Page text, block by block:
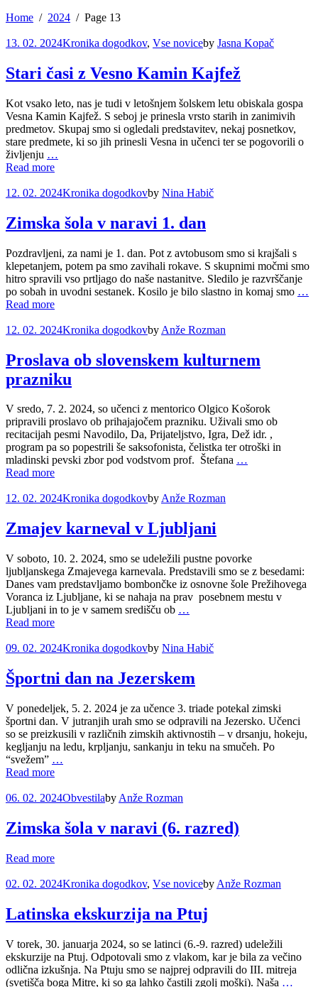
Home
2024 Page 13
13. 02. 2024Kronika dogodkov, Vse noviceby Jasna Kopač
Stari časi z Vesno Kamin Kajfež
Kot vsako leto, nas je tudi v letošnjem šolskem letu obiskala gospa
Vesna Kamin Kajfež. S seboj je prinesla vrsto starih in zanimivih
predmetov. Skupaj smo si ogledali predstavitev, nekaj posnetkov,
stare predmete, ki so jih prinesli Vesna in učenci ter se pogovorili o
življenju …
Read more
12. 02. 2024Kronika dogodkovby Nina Habič
Zimska šola v naravi 1. dan
Pozdravljeni, za nami je 1. dan. Pot z avtobusom smo si krajšali s
klepetanjem, potem pa smo zavihali rokave. S skupnimi močmi smo
hitro spravili vso prtljago do naše nastanitve. Sledilo je razvrščanje
po sobah in uvodni sestanek. Kosilo je bilo slastno in komaj smo …
Read more
12. 02. 2024Kronika dogodkovby Anže Rozman
Proslava ob slovenskem kulturnem
prazniku
V sredo, 7. 2. 2024, so učenci z mentorico Olgico Košorok
pripravili proslavo ob prihajajočem prazniku. Uživali smo ob
recitacijah pesmi Navodilo, Da, Prijateljstvo, Igra, Dež idr. ,
program pa so popestrili še saksofonista, čelistka ter otroški in
mladinski pevski zbor pod vodstvom prof. Štefana …
Read more
12. 02. 2024Kronika dogodkovbyAnže Rozman
Zmajev karneval v Ljubljani
V soboto, 10. 2. 2024, smo se udeležili pustne povorke
ljubljanskega Zmajevega karnevala. Predstavili smo se z besedami:
Danes vam predstavljamo bombončke iz osnovne šole Prežihovega
Voranca iz Ljubljane, ki se nahaja na prav posebnem mestu v
Ljubljani in to je v samem središču ob …
Read more
09. 02. 2024Kronika dogodkovby Nina Habič
Športni dan na Jezerskem
V ponedeljek, 5. 2. 2024 je za učence 3. triade potekal zimski
športni dan. V jutranjih urah smo se odpravili na Jezersko. Učenci
so se preizkusili v različnih zimskih aktivnostih – v drsanju, hokeju,
kegljanju na ledu, krpljanju, sankanju in teku na smučeh. Po
“svežem” …
Read more
06. 02. 2024Obvestilaby Anže Rozman
Zimska šola v naravi (6. razred)
Read more
02. 02. 2024Kronika dogodkov, Vse noviceby Anže Rozman
Latinska ekskurzija na Ptuj
V torek, 30. januarja 2024, so se latinci (6.-9. razred) udeležili
ekskurzije na Ptuj. Odpotovali smo z vlakom, kar je bila za večino
odlična izkušnja. Na Ptuju smo se najprej odpravili do III. mitreja
(svetišča boga Mitre, ki so ga lahko častili zgolj moški). Naša …